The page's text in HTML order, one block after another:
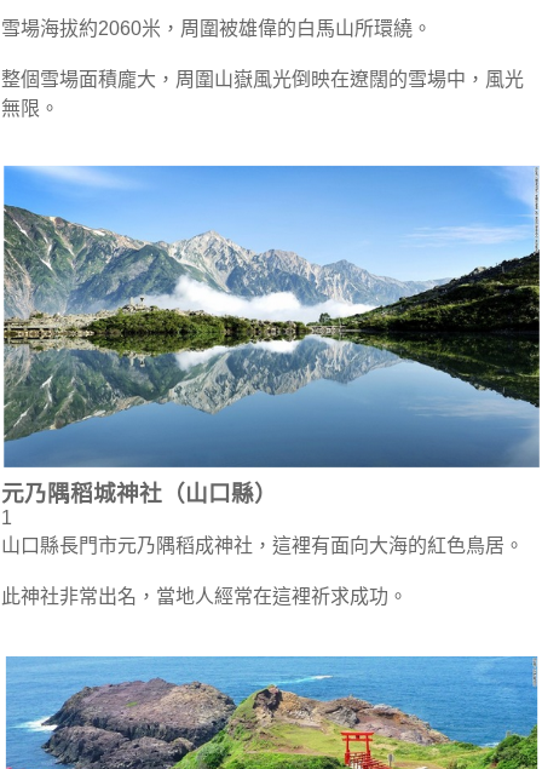
雪場海拔約2060米，周圍被雄偉的白馬山所環繞。
整個雪場面積龐大，周圍山嶽風光倒映在遼闊的雪場中，風光
無限。
元乃隅稻城神社（山口縣）
1
山口縣長門市元乃隅稻成神社，這裡有面向大海的紅色鳥居。
此神社非常出名，當地人經常在這裡祈求成功。